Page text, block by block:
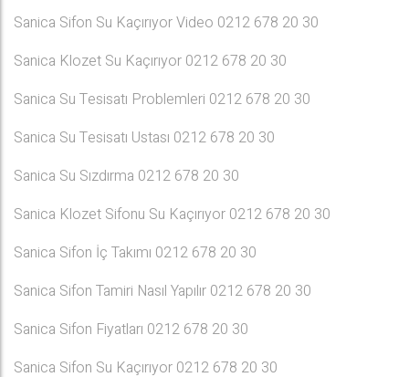
Sanica Sifon Su Kaçırıyor Video 0212 678 20 30
Sanica Klozet Su Kaçırıyor 0212 678 20 30
Sanica Su Tesisatı Problemleri 0212 678 20 30
Sanica Su Tesisatı Ustası 0212 678 20 30
Sanica Su Sızdırma 0212 678 20 30
Sanica Klozet Sifonu Su Kaçırıyor 0212 678 20 30
Sanica Sifon İç Takımı 0212 678 20 30
Sanica Sifon Tamiri Nasıl Yapılır 0212 678 20 30
Sanica Sifon Fiyatları 0212 678 20 30
Sanica Sifon Su Kaçırıyor 0212 678 20 30